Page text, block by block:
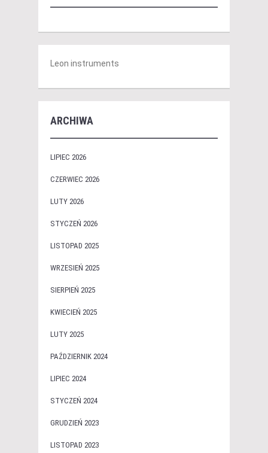
Leon instruments
ARCHIWA
LIPIEC 2026
CZERWIEC 2026
LUTY 2026
STYCZEŃ 2026
LISTOPAD 2025
WRZESIEŃ 2025
SIERPIEŃ 2025
KWIECIEŃ 2025
LUTY 2025
PAŹDZIERNIK 2024
LIPIEC 2024
STYCZEŃ 2024
GRUDZIEŃ 2023
LISTOPAD 2023